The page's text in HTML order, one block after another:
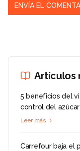
Artículos
5 beneficios del
control del azúcar
Leer más
Carrefour baja el